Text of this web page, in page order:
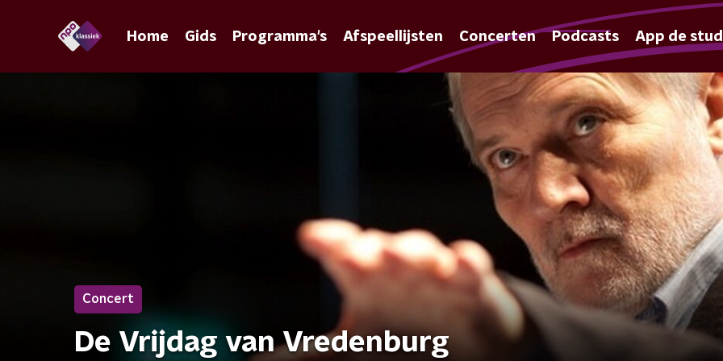
Home Gids Programma's Afspeellijsten Concerten Podcasts App de
Concert
De Vrijdag van Vredenburg